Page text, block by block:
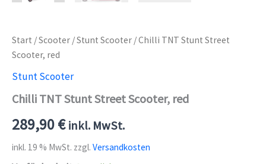
Start /Scooter /Stunt Scooter / Chilli TNT Stunt Street
Scooter, red
Stunt Scooter
Chilli TNT Stunt Street Scooter, red
289,90€ inkl. MwSt.
inkl. 19 % MwSt. zzgl. Versandkosten